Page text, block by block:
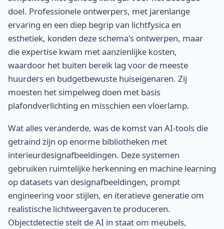
doel. Professionele ontwerpers, met jarenlange
ervaring en een diep begrip van lichtfysica en
esthetiek, konden deze schema's ontwerpen, maar
die expertise kwam met aanzienlijke kosten,
waardoor het buiten bereik lag voor de meeste
huurders en budgetbewuste huiseigenaren. Zij
moesten het simpelweg doen met basis
plafondverlichting en misschien een vloerlamp.
Wat alles veranderde, was de komst van AI-tools die
getraind zijn op enorme bibliotheken met
interieurdesignafbeeldingen. Deze systemen
gebruiken ruimtelijke herkenning en machine learning
op datasets van designafbeeldingen, prompt
engineering voor stijlen, en iteratieve generatie om
realistische lichtweergaven te produceren.
Objectdetectie stelt de AI in staat om meubels,